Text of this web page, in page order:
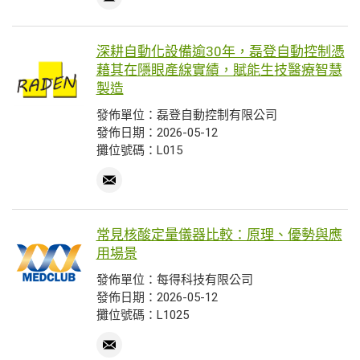
深耕自動化設備逾30年，磊登自動控制憑
藉其在隱眼產線實績，賦能生技醫療智慧
製造
發佈單位：磊登自動控制有限公司
發佈日期：2026-05-12
攤位號碼：L015
常見核酸定量儀器比較：原理、優勢與應
用場景
發佈單位：每得科技有限公司
發佈日期：2026-05-12
攤位號碼：L1025